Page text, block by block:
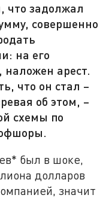
что задолжал
совершенно
на его
наложен арест.
что он стал –
об этом, –
схемы по
был в шоке,
долларов
значит